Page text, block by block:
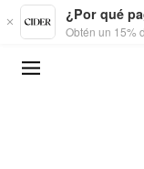
Skip to main content
¿Por qué
Obtén un 15%